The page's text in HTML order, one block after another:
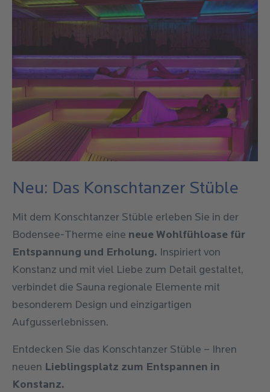
Neu: Das Konschtanzer Stüble
Mit dem Konschtanzer Stüble erleben Sie in der
Bodensee-Therme eine neue Wohlfühloase für
Entspannung und Erholung. Inspiriert von
Konstanz und mit viel Liebe zum Detail gestaltet,
verbindet die Sauna regionale Elemente mit
besonderem Design und einzigartigen
Aufgusserlebnissen.
Entdecken Sie das Konschtanzer Stüble – Ihren
neuen Lieblingsplatz zum Entspannen in
Konstanz.